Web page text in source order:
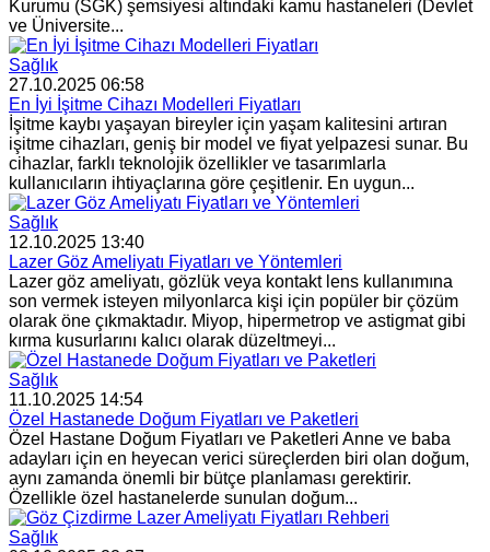
Kurumu (SGK) şemsiyesi altındaki kamu hastaneleri (Devlet
ve Üniversite...
Sağlık
27.10.2025 06:58
En İyi İşitme Cihazı Modelleri Fiyatları
İşitme kaybı yaşayan bireyler için yaşam kalitesini artıran
işitme cihazları, geniş bir model ve fiyat yelpazesi sunar. Bu
cihazlar, farklı teknolojik özellikler ve tasarımlarla
kullanıcıların ihtiyaçlarına göre çeşitlenir. En uygun...
Sağlık
12.10.2025 13:40
Lazer Göz Ameliyatı Fiyatları ve Yöntemleri
Lazer göz ameliyatı, gözlük veya kontakt lens kullanımına
son vermek isteyen milyonlarca kişi için popüler bir çözüm
olarak öne çıkmaktadır. Miyop, hipermetrop ve astigmat gibi
kırma kusurlarını kalıcı olarak düzeltmeyi...
Sağlık
11.10.2025 14:54
Özel Hastanede Doğum Fiyatları ve Paketleri
Özel Hastane Doğum Fiyatları ve Paketleri Anne ve baba
adayları için en heyecan verici süreçlerden biri olan doğum,
aynı zamanda önemli bir bütçe planlaması gerektirir.
Özellikle özel hastanelerde sunulan doğum...
Sağlık